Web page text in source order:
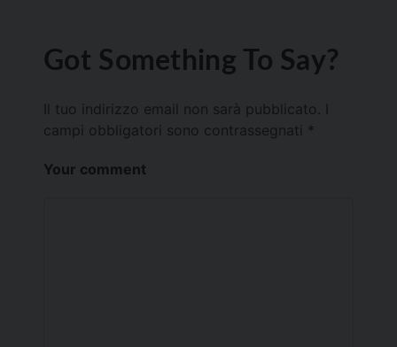
Got Something To Say?
Il tuo indirizzo email non sarà pubblicato.
campi obbligatori sono contrassegnati *
Your comment